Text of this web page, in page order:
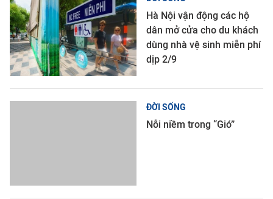
Hà Nội vận động các hộ
dân mở cửa cho du khách
dùng nhà vệ sinh miễn phí
dịp 2/9
ĐỜI SỐNG
Nỗi niềm trong “Gió”